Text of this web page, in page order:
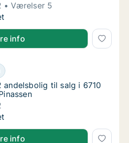
Værelser 5
andelsbolig til salg i 6710
info
andelsbolig til salg i 6710
til salg i 6710 Esbjerg V,
andelsbolig til salg i 6710
andelsbolig til salg i 6710
andelsbolig til salg i 6710
info